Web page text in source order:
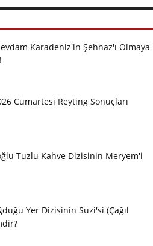
Karadeniz'in Şehnaz'ı Olmaya
Cumartesi Reyting Sonuçları
Tuzlu Kahve Dizisinin Meryem'i
Yer Dizisinin Suzi'si (Çağıl